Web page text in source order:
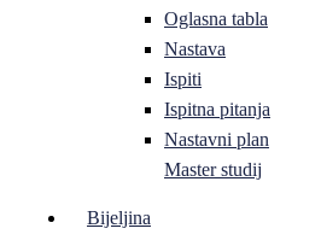
Oglasna tabla
Nastava
Ispiti
Ispitna pitanja
Nastavni plan
Master studij
Bijeljina